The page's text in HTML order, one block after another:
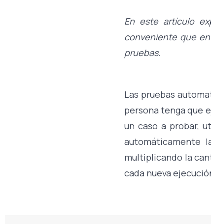
En este artículo
conveniente que
pruebas.
Las pruebas
persona tenga que
un caso a probar,
automáticamente
multiplicando la
cada nueva